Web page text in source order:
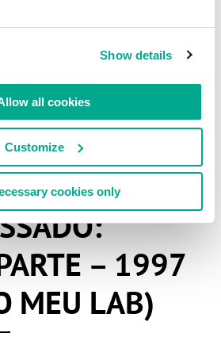
Show details
all cookies
Customize
cookies only
– 1997
MEU LAB)